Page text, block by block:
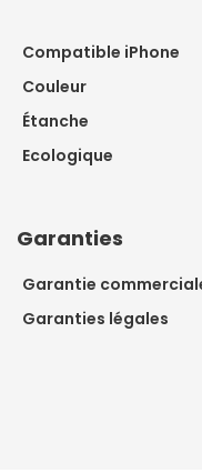
Compatible iPhone
Couleur
Étanche
Ecologique
Garanties
Garantie
Garanties légales